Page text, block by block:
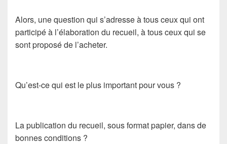
Alors, une question qui s’adresse à tous ceux qui ont
participé à l’élaboration du recueil, à tous ceux qui se
sont proposé de l’acheter.
Qu’est-ce qui est le plus important pour vous ?
La publication du recueil, sous format papier, dans de
bonnes conditions ?